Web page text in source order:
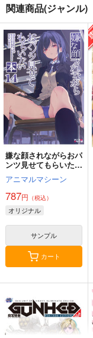
関連商品(ジャンル)
嫌な顔されながらおパ
ンツ見せてもらいたい
本14
アニマルマシーン
787円 （税込）
オリジナル
サンプル
カート